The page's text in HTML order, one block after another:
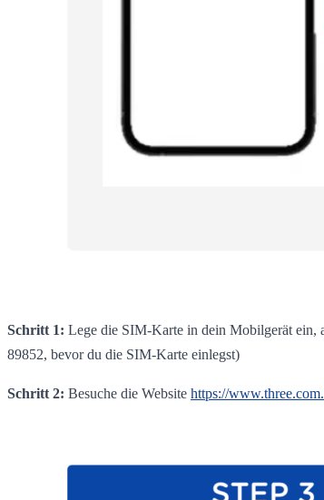
Schritt 1: Lege die SIM-Karte in dein Mobilgerät
89852, bevor du die SIM-Karte einlegst)
Schritt 2: Besuche die Website https://